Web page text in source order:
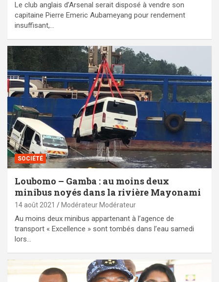
Le club anglais d’Arsenal serait disposé à vendre son
capitaine Pierre Emeric Aubameyang pour rendement
insuffisant,…
SOCIÉTÉ
Loubomo – Gamba : au moins deux
minibus noyés dans la rivière Mayonami
14 août 2021 Modérateur Modérateur
Au moins deux minibus appartenant à l’agence de
transport « Excellence » sont tombés dans l’eau samedi
lors…